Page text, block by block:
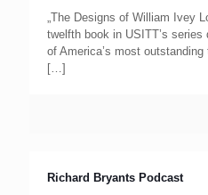
„The Designs of William Ivey
twelfth book in USITT’s
of America’s most
[…]
Richard Bryants Podcast